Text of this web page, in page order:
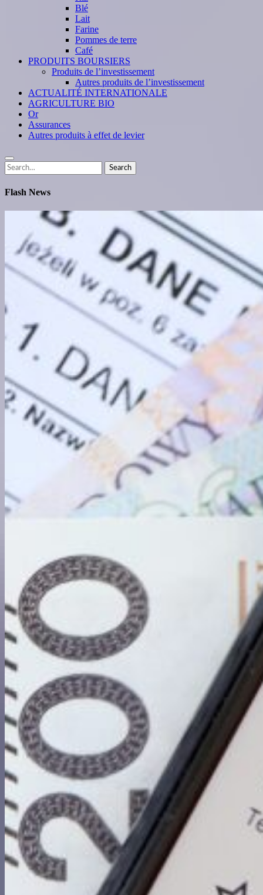
Blé
Lait
Farine
Pommes de terre
Café
PRODUITS BOURSIERS
Produits de l’investissement
Autres produits de l’investissement
ACTUALITÉ INTERNATIONALE
AGRICULTURE BIO
Or
Assurances
Autres produits à effet de levier
Search
for:
Search
Flash News